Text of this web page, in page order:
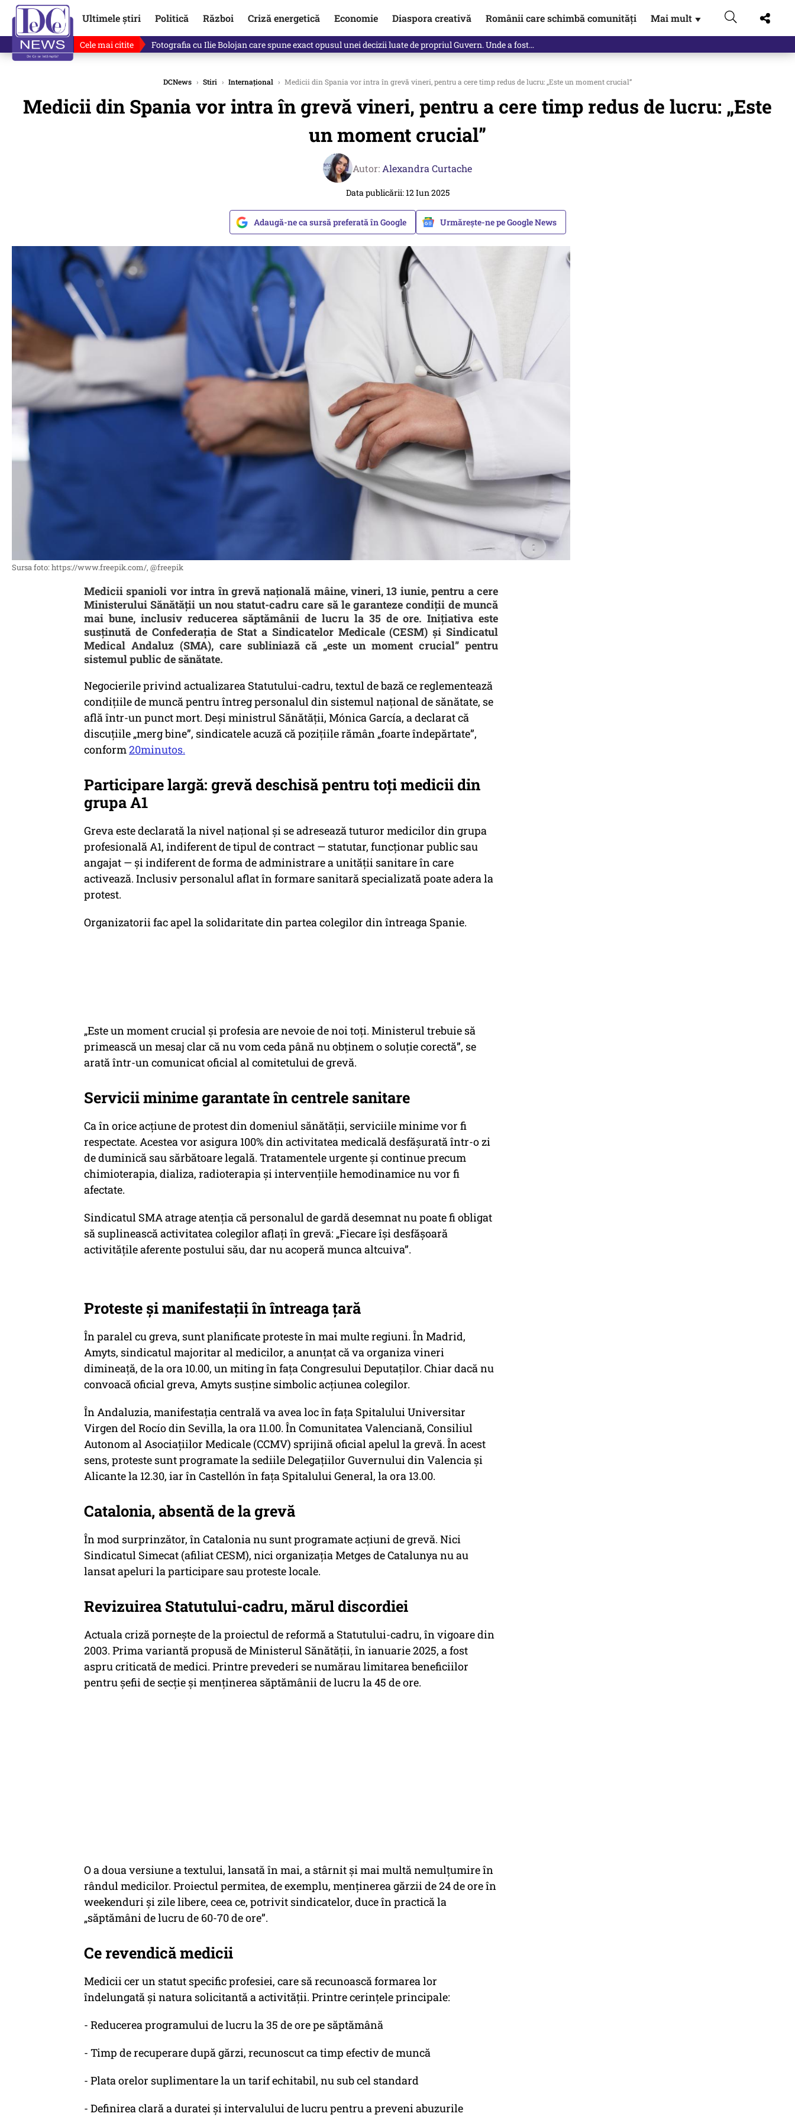
Ultimele știri Politică Război Criză energetică Economie Diaspora creativă Românii care schimbă comunități Mai mult ▼
Cele mai citite Lucruri neștiute despre Mihai Vîrdol, dezvăluite de o colegă. Povestea pilotului militar dincolo de…
DCNews › Stiri › Internațional › Medicii din Spania vor intra în grevă vineri, pentru a cere timp redus de lucru: „Este un moment crucial”
Medicii din Spania vor intra în grevă vineri, pentru a cere timp redus de lucru: „Este
un moment crucial”
Autor: Alexandra Curtache
Data publicării: 12 Iun 2025
Adaugă-ne ca sursă preferată în Google Urmărește-ne pe Google News
Sursa foto: https://www.freepik.com/, @freepik
Medicii spanioli vor intra în grevă națională mâine, vineri, 13 iunie, pentru a cere
Ministerului Sănătății un nou statut-cadru care să le garanteze condiții de muncă
mai bune, inclusiv reducerea săptămânii de lucru la 35 de ore. Inițiativa este
susținută de Confederația de Stat a Sindicatelor Medicale (CESM) și Sindicatul
Medical Andaluz (SMA), care subliniază că „este un moment crucial” pentru
sistemul public de sănătate.
Negocierile privind actualizarea Statutului-cadru, textul de bază ce reglementează
condițiile de muncă pentru întreg personalul din sistemul național de sănătate, se
află într-un punct mort. Deși ministrul Sănătății, Mónica García, a declarat că
discuțiile „merg bine”, sindicatele acuză că pozițiile rămân „foarte îndepărtate”,
conform20minutos.
Participare largă: grevă deschisă pentru toți medicii din
grupa A1
Greva este declarată la nivel național și se adresează tuturor medicilor din grupa
profesională A1, indiferent de tipul de contract — statutar, funcționar public sau
angajat — și indiferent de forma de administrare a unității sanitare în care
activează. Inclusiv personalul aflat în formare sanitară specializată poate adera la
protest.
Organizatorii fac apel la solidaritate din partea colegilor din întreaga Spanie.
„Este un moment crucial și profesia are nevoie de noi toți. Ministerul trebuie să
primească un mesaj clar că nu vom ceda până nu obținem o soluție corectă”, se
arată într-un comunicat oficial al comitetului de grevă.
Servicii minime garantate în centrele sanitare
Ca în orice acțiune de protest din domeniul sănătății, serviciile minime vor fi
respectate. Acestea vor asigura 100% din activitatea medicală desfășurată într-o zi
de duminică sau sărbătoare legală. Tratamentele urgente și continue precum
chimioterapia, dializa, radioterapia și intervențiile hemodinamice nu vor fi
afectate.
Sindicatul SMA atrage atenția că personalul de gardă desemnat nu poate fi obligat
să suplinească activitatea colegilor aflați în grevă: „Fiecare își desfășoară
activitățile aferente postului său, dar nu acoperă munca altcuiva”.
Proteste și manifestații în întreaga țară
În paralel cu greva, sunt planificate proteste în mai multe regiuni. În Madrid,
Amyts, sindicatul majoritar al medicilor, a anunțat că va organiza vineri
dimineață, de la ora 10.00, un miting în fața Congresului Deputaților. Chiar dacă nu
convoacă oficial greva, Amyts susține simbolic acțiunea colegilor.
În Andaluzia, manifestația centrală va avea loc în fața Spitalului Universitar
Virgen del Rocío din Sevilla, la ora 11.00. În Comunitatea Valenciană, Consiliul
Autonom al Asociațiilor Medicale (CCMV) sprijină oficial apelul la grevă. În acest
sens, proteste sunt programate la sediile Delegațiilor Guvernului din Valencia și
Alicante la 12.30, iar în Castellón în fața Spitalului General, la ora 13.00.
Catalonia, absentă de la grevă
În mod surprinzător, în Catalonia nu sunt programate acțiuni de grevă. Nici
Sindicatul Simecat (afiliat CESM), nici organizația Metges de Catalunya nu au
lansat apeluri la participare sau proteste locale.
Revizuirea Statutului-cadru, mărul discordiei
Actuala criză pornește de la proiectul de reformă a Statutului-cadru, în vigoare din
2003. Prima variantă propusă de Ministerul Sănătății, în ianuarie 2025, a fost
aspru criticată de medici. Printre prevederi se numărau limitarea beneficiilor
pentru șefii de secție și menținerea săptămânii de lucru la 45 de ore.
O a doua versiune a textului, lansată în mai, a stârnit și mai multă nemulțumire în
rândul medicilor. Proiectul permitea, de exemplu, menținerea gărzii de 24 de ore în
weekenduri și zile libere, ceea ce, potrivit sindicatelor, duce în practică la
„săptămâni de lucru de 60-70 de ore”.
Ce revendică medicii
Medicii cer un statut specific profesiei, care să recunoască formarea lor
îndelungată și natura solicitantă a activității. Printre cerințele principale:
- Reducerea programului de lucru la 35 de ore pe săptămână
- Timp de recuperare după gărzi, recunoscut ca timp efectiv de muncă
- Plata orelor suplimentare la un tarif echitabil, nu sub cel standard
- Definirea clară a duratei și intervalului de lucru pentru a preveni abuzurile